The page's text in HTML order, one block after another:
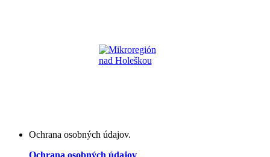
Ochrana osobných údajov.